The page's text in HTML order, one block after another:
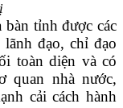
bàn tỉnh được các
đạo, chỉ đạo
toàn diện và có
quan nhà nước,
cải cách hành